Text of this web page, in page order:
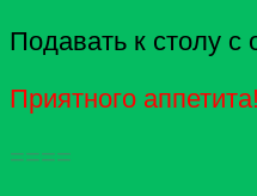
Подавать к столу с
Приятного аппетита!
====